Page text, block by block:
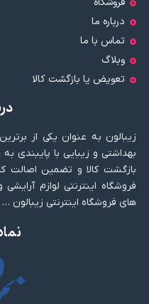
درباره ما
تماس با ما
وبلاگ
تعویض یا بازگشت کالا
زیبالون به عنوان یکی از
بازگشت کالا و تضمین اصالت
فروشگاه اینترنتی لوازم
های فروشگاه اینترنتی زیبالون …